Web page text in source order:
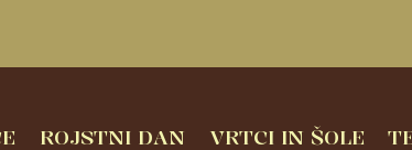
ROJSTNI DAN VRTCI IN ŠOLE